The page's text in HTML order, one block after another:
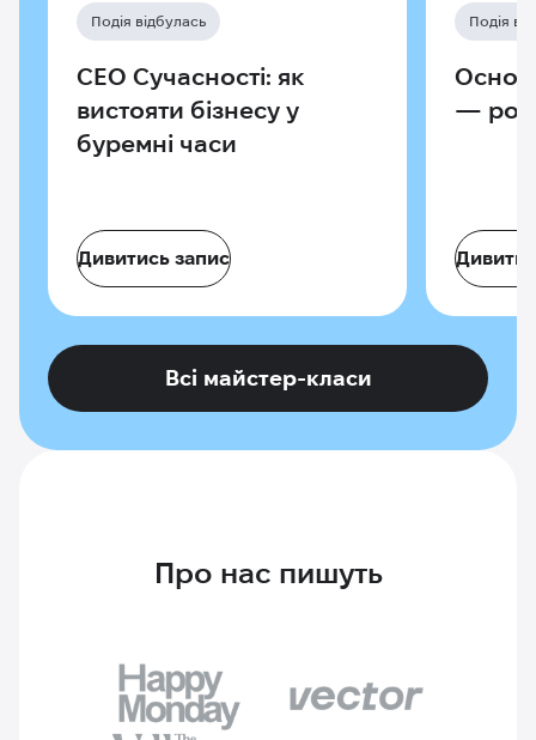
Подія відбулась
СЕО Сучасності: як
вистояти бізнесу у
буремні часи
Дивитись запис
Подія
—
Всі майстер-класи
Про нас пишуть